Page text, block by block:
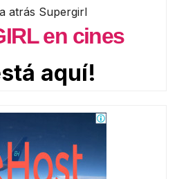
en cines
aquí!